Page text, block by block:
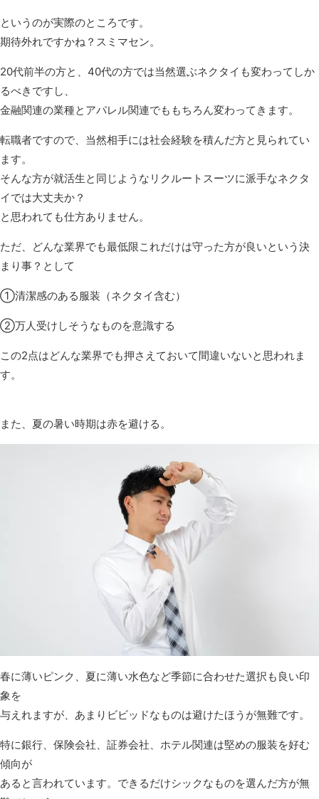
というのが実際のところです。
期待外れですかね？スミマセン。
20代前半の方と、40代の方では当然選ぶネクタイも変わってしか
るべきですし、
金融関連の業種とアパレル関連でももちろん変わってきます。
転職者ですので、当然相手には社会経験を積んだ方と見られてい
ます。
そんな方が就活生と同じようなリクルートスーツに派手なネクタ
イでは大丈夫か？
と思われても仕方ありません。
ただ、どんな業界でも最低限これだけは守った方が良いという決
まり事？として
①清潔感のある服装（ネクタイ含む）
②万人受けしそうなものを意識する
この2点はどんな業界でも押さえておいて間違いないと思われま
す。
また、夏の暑い時期は赤を避ける。
春に薄いピンク、夏に薄い水色など季節に合わせた選択も良い印
象を
与えれますが、あまりビビッドなものは避けたほうが無難です。
特に銀行、保険会社、証券会社、ホテル関連は堅めの服装を好む
傾向が
あると言われています。できるだけシックなものを選んだ方が無